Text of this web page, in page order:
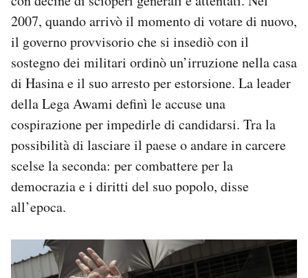
2007, quando arrivò il momento di votare di nuovo,
il governo provvisorio che si insediò con il
sostegno dei militari ordinò un’irruzione nella casa
di Hasina e il suo arresto per estorsione. La leader
della Lega Awami definì le accuse una
cospirazione per impedirle di candidarsi. Tra la
possibilità di lasciare il paese o andare in carcere
scelse la seconda: per combattere per la
democrazia e i diritti del suo popolo, disse
all’epoca.